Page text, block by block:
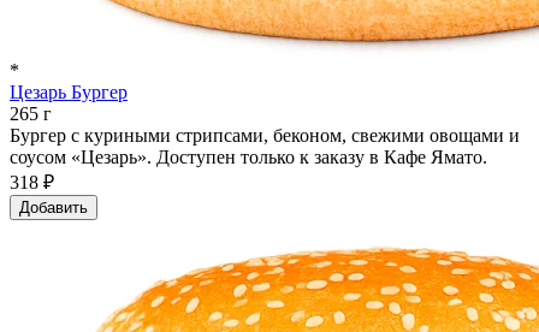
*
Цезарь Бургер
265 г
Бургер с куриными стрипсами, беконом, свежими овощами и
соусом «Цезарь». Доступен только к заказу в Кафе Ямато.
318 ₽
Добавить